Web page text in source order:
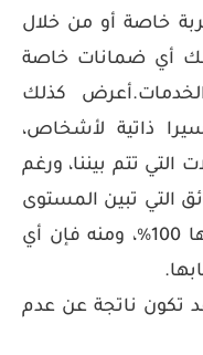
خاصة أو من خلال
لك أي ضمانات خاصة
كذلك
ذاتية لأشخاص،
التي تتم بيننا، ورغم
التي تبين المستوى
والكفاءات إلا أني لا أضمن صحتها 100%، ومنه فإن أي
تكون ناتجة عن عدم